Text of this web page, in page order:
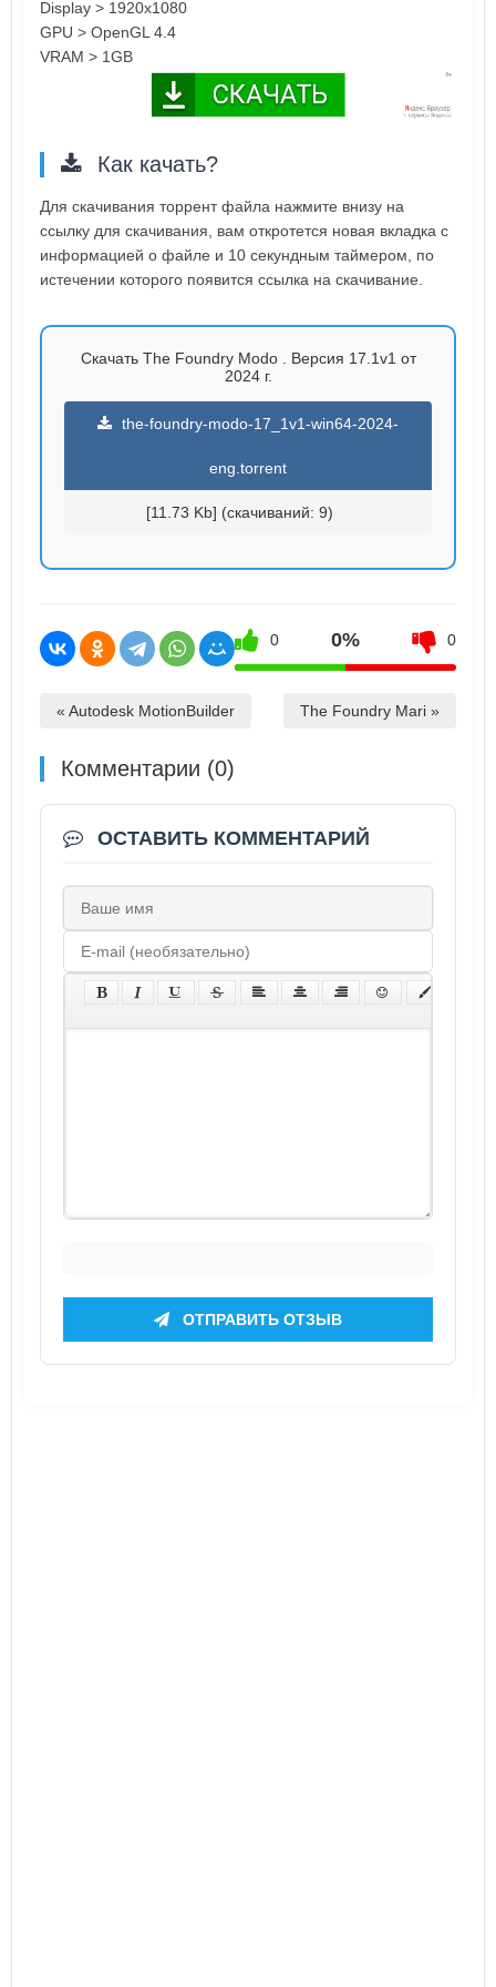
Display > 1920x1080
GPU > OpenGL 4.4
VRAM > 1GB
Как качать?
Для скачивания торрент файла нажмите внизу на
ссылку для скачивания, вам откротется новая вкладка с
информацией о файле и 10 секундным таймером, по
истечении которого появится ссылка на скачивание.
Скачать The Foundry Modo . Версия 17.1v1 от
2024 г.
the-foundry-modo-17_1v1-win64-2024-
eng.torrent
[11.73 Kb] (cкачиваний: 9)
0 0% 0
« Autodesk MotionBuilder The Foundry Mari »
Комментарии (0)
ОСТАВИТЬ КОММЕНТАРИЙ
ОТПРАВИТЬ ОТЗЫВ